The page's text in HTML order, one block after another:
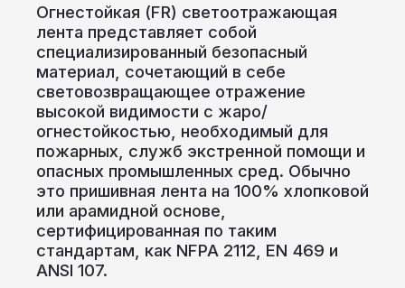
Огнестойкая (FR) светоотражающая
лента представляет собой
специализированный безопасный
материал, сочетающий в себе
световозвращающее отражение
высокой видимости с жаро/
огнестойкостью, необходимый для
пожарных, служб экстренной помощи и
опасных промышленных сред. Обычно
это пришивная лента на 100% хлопковой
или арамидной основе,
сертифицированная по таким
стандартам, как NFPA 2112, EN 469 и
ANSI 107.